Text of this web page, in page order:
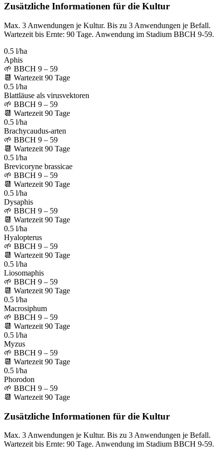
Zusätzliche Informationen für die Kultur
Max. 3 Anwendungen je Kultur. Bis zu 3 Anwendungen je Befall.
Wartezeit bis Ernte: 90 Tage. Anwendung im Stadium BBCH 9-59.
0.5 l/ha
Aphis
🌱 BBCH 9 – 59
📆 Wartezeit 90 Tage
0.5 l/ha
Blattläuse als virusvektoren
🌱 BBCH 9 – 59
📆 Wartezeit 90 Tage
0.5 l/ha
Brachycaudus-arten
🌱 BBCH 9 – 59
📆 Wartezeit 90 Tage
0.5 l/ha
Brevicoryne brassicae
🌱 BBCH 9 – 59
📆 Wartezeit 90 Tage
0.5 l/ha
Dysaphis
🌱 BBCH 9 – 59
📆 Wartezeit 90 Tage
0.5 l/ha
Hyalopterus
🌱 BBCH 9 – 59
📆 Wartezeit 90 Tage
0.5 l/ha
Liosomaphis
🌱 BBCH 9 – 59
📆 Wartezeit 90 Tage
0.5 l/ha
Macrosiphum
🌱 BBCH 9 – 59
📆 Wartezeit 90 Tage
0.5 l/ha
Myzus
🌱 BBCH 9 – 59
📆 Wartezeit 90 Tage
0.5 l/ha
Phorodon
🌱 BBCH 9 – 59
📆 Wartezeit 90 Tage
Zusätzliche Informationen für die Kultur
Max. 3 Anwendungen je Kultur. Bis zu 3 Anwendungen je Befall.
Wartezeit bis Ernte: 90 Tage. Anwendung im Stadium BBCH 9-59.